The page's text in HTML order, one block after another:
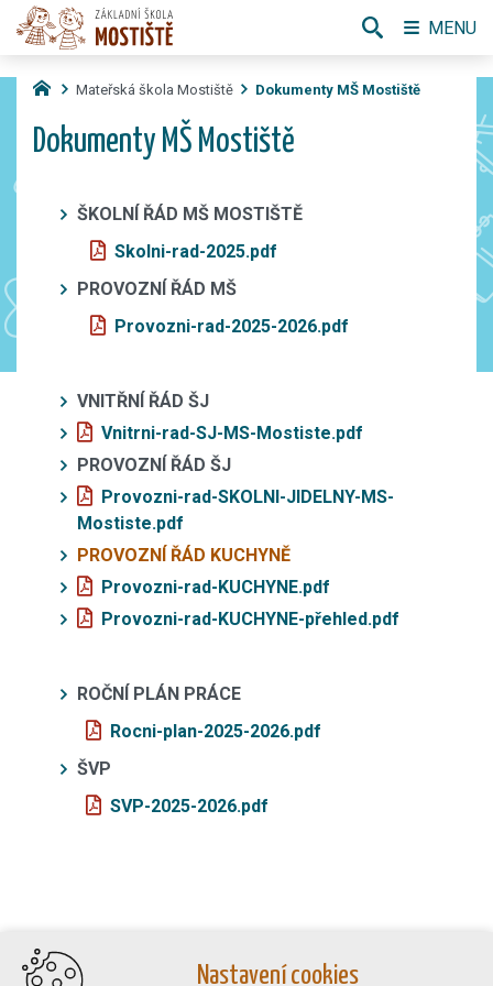
Mateřská škola Mostiště Dokumenty MŠ Mostiště
Dokumenty MŠ Mostiště
ŠKOLNÍ ŘÁD MŠ MOSTIŠTĚ
Skolni-rad-2025.pdf
PROVOZNÍ ŘÁD MŠ
Provozni-rad-2025-2026.pdf
VNITŘNÍ ŘÁD ŠJ
Vnitrni-rad-SJ-MS-Mostiste.pdf
PROVOZNÍ ŘÁD ŠJ
Provozni-rad-SKOLNI-JIDELNY-MS-
Mostiste.pdf
PROVOZNÍ ŘÁD KUCHYNĚ
Provozni-rad-KUCHYNE.pdf
Provozni-rad-KUCHYNE-přehled.pdf
ROČNÍ PLÁN PRÁCE
Rocni-plan-2025-2026.pdf
ŠVP
SVP-2025-2026.pdf
MENU
Nastavení cookies